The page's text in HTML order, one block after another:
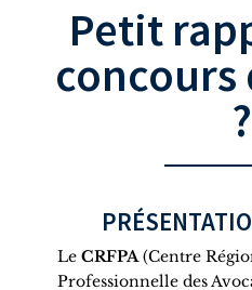
Petit
concours
?
Le CRFPA(Centre
Professionnelle des